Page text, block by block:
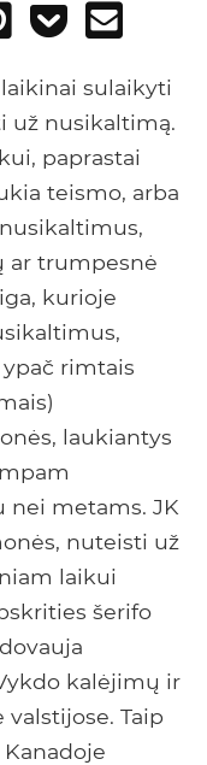
Pin
Add
Pocket
sulaikyti
už nusikaltimą.
paprastai
teismo, arba
ar trumpesnė
kurioje
rimtais
laukiantys
nei metams. JK
nuteisti už
laikui
šerifo
kalėjimų ir
Taip